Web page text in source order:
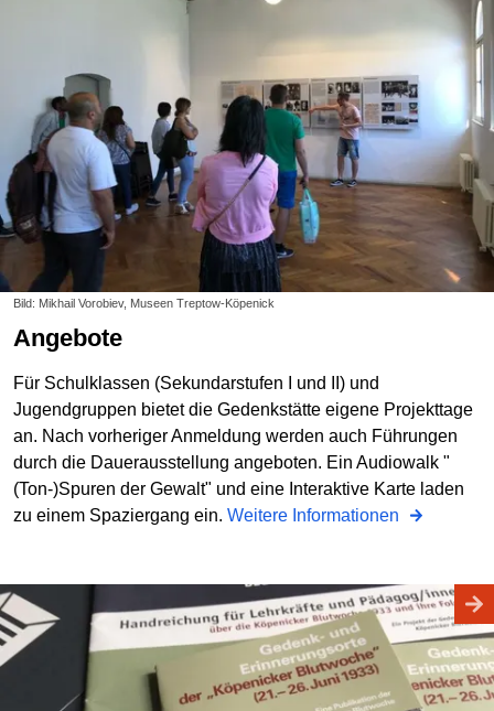
Bild: Mikhail Vorobiev, Museen Treptow-Köpenick
Angebote
Für Schulklassen (Sekundarstufen I und II) und
Jugendgruppen bietet die Gedenkstätte eigene Projekttage
an. Nach vorheriger Anmeldung werden auch Führungen
durch die Dauerausstellung angeboten. Ein Audiowalk "
(Ton-)Spuren der Gewalt" und eine Interaktive Karte laden
zu einem Spaziergang ein. Weitere Informationen